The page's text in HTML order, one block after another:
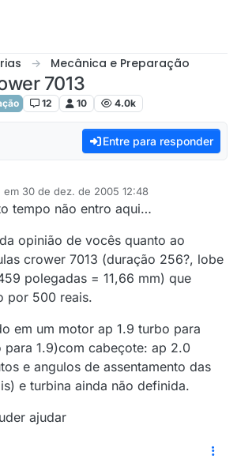
Mecânica e Preparação
7013
12 10 4.0k
Entre para responder
em 30 de dez. de 2005 12:48
por
tempo não entro aqui…
opinião de vocês quanto ao
crower 7013 (duração 256?, lobe
polegadas = 11,66 mm) que
por 500 reais.
em um motor ap 1.9 turbo para
para 1.9)com cabeçote: ap 2.0
e angulos de assentamento das
e turbina ainda não definida.
ajudar